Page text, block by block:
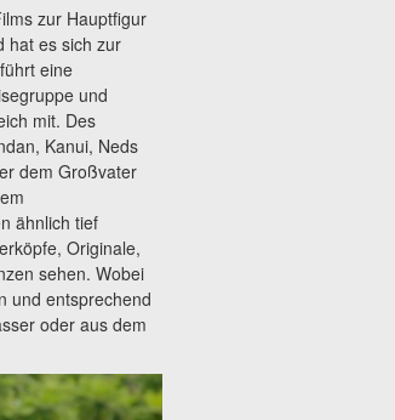
zur Hauptfigur
hat es sich zur
eine
und
mit. Des
Kanui, Neds
dem Großvater
ähnlich tief
Originale,
sehen. Wobei
und entsprechend
oder aus dem